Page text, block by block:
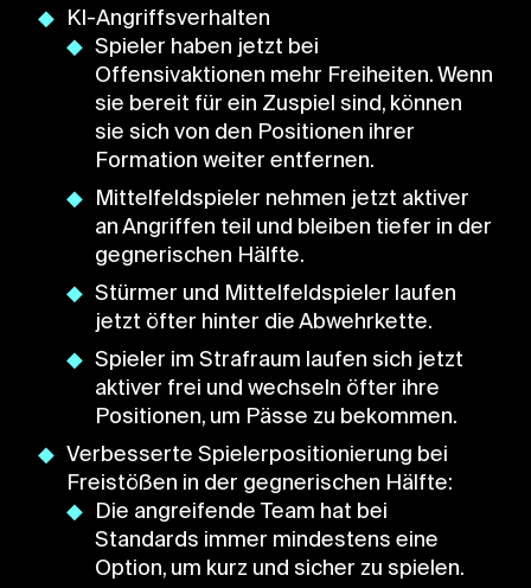
KI-Angriffsverhalten
Spieler haben jetzt bei
Offensivaktionen mehr Freiheiten. Wenn
sie bereit für ein Zuspiel sind, können
sie sich von den Positionen ihrer
Formation weiter entfernen.
Mittelfeldspieler nehmen jetzt aktiver
an Angriffen teil und bleiben tiefer in der
gegnerischen Hälfte.
Stürmer und Mittelfeldspieler laufen
jetzt öfter hinter die Abwehrkette.
Spieler im Strafraum laufen sich jetzt
aktiver frei und wechseln öfter ihre
Positionen, um Pässe zu bekommen.
Verbesserte Spielerpositionierung bei
Freistößen in der gegnerischen Hälfte:
Die angreifende Team hat bei
Standards immer mindestens eine
Option, um kurz und sicher zu spielen.